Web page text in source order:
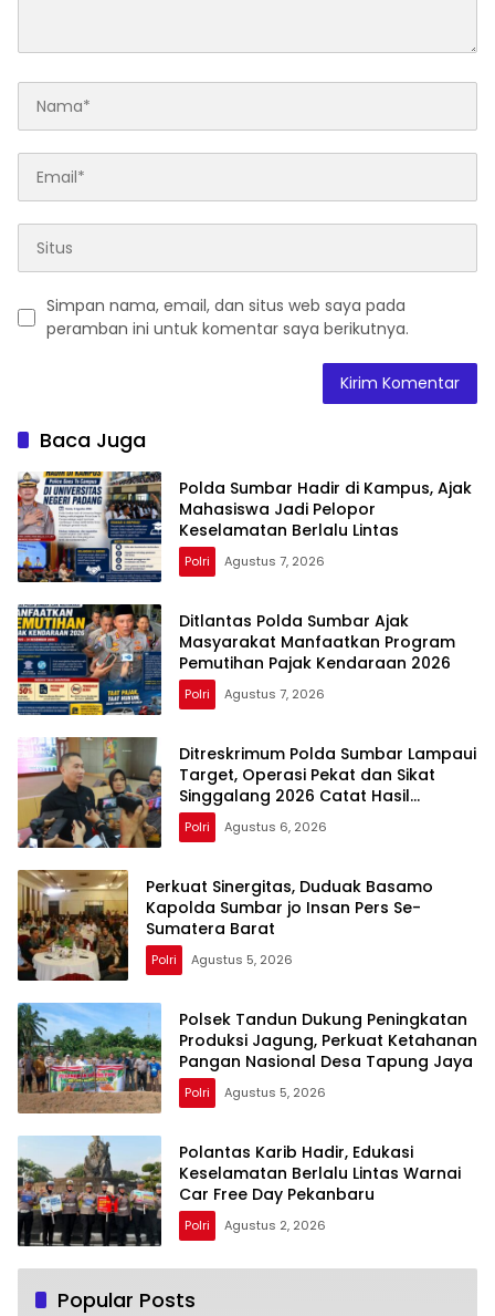
Simpan nama, email, dan situs web saya pada
peramban ini untuk komentar saya berikutnya.
Baca Juga
Polda Sumbar Hadir di Kampus, Ajak
Mahasiswa Jadi Pelopor
Keselamatan Berlalu Lintas
Polri Agustus 7, 2026
Ditlantas Polda Sumbar Ajak
Masyarakat Manfaatkan Program
Pemutihan Pajak Kendaraan 2026
Polri Agustus 7, 2026
Ditreskrimum Polda Sumbar Lampaui
Target, Operasi Pekat dan Sikat
Singgalang 2026 Catat Hasil
Maksimal
Polri Agustus 6, 2026
Perkuat Sinergitas, Duduak Basamo
Kapolda Sumbar jo Insan Pers Se-
Sumatera Barat
Polri Agustus 5, 2026
Polsek Tandun Dukung Peningkatan
Produksi Jagung, Perkuat Ketahanan
Pangan Nasional Desa Tapung Jaya
Polri Agustus 5, 2026
Polantas Karib Hadir, Edukasi
Keselamatan Berlalu Lintas Warnai
Car Free Day Pekanbaru
Polri Agustus 2, 2026
Popular Posts